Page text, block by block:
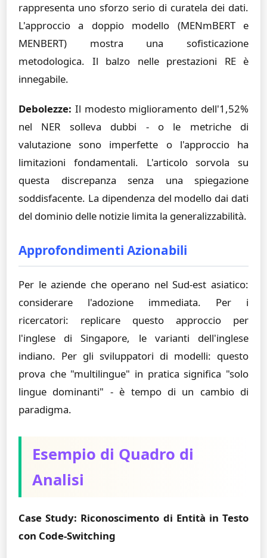
rappresenta uno sforzo serio di curatela dei dati.
L'approccio a doppio modello (MENmBERT e
MENBERT) mostra una sofisticazione
metodologica. Il balzo nelle prestazioni RE è
innegabile.
Debolezze: Il modesto miglioramento dell'1,52%
nel NER solleva dubbi - o le metriche di
valutazione sono imperfette o l'approccio ha
limitazioni fondamentali. L'articolo sorvola su
questa discrepanza senza una spiegazione
soddisfacente. La dipendenza del modello dai dati
del dominio delle notizie limita la generalizzabilità.
Approfondimenti Azionabili
Per le aziende che operano nel Sud-est asiatico:
considerare l'adozione immediata. Per i
ricercatori: replicare questo approccio per
l'inglese di Singapore, le varianti dell'inglese
indiano. Per gli sviluppatori di modelli: questo
prova che "multilingue" in pratica significa "solo
lingue dominanti" - è tempo di un cambio di
paradigma.
Esempio di Quadro di
Analisi
Case Study: Riconoscimento di Entità in Testo
con Code-Switching